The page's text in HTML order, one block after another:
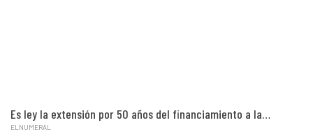
Es ley la extensión por 50 años del financiamiento a la…
ELNUMERAL